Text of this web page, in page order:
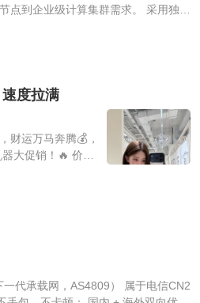
点到企业级计算集群需求。 采用独享
度拉满
财运万马奔腾💰，
大促销！🔥 价格
64G/1T SSD/50M
、美国🇺🇸、新
代承载网，AS4809） 属于电信CN2